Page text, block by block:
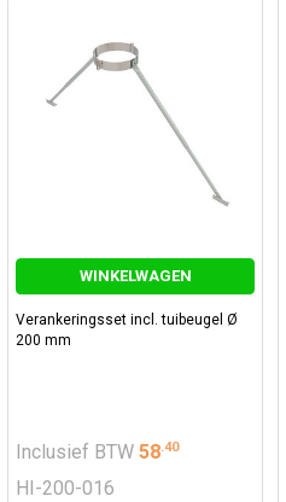
WINKELWAGEN
Verankeringsset incl. tuibeugel Ø
200 mm
Inclusief BTW 58.40
HI-200-016